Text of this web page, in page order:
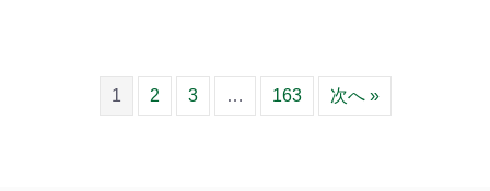
1 2 3 … 163 次へ »